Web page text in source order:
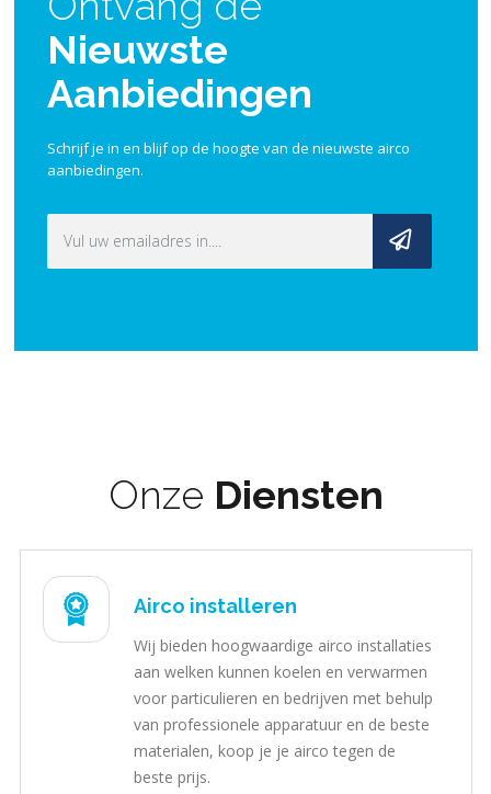
Nieuwste
Aanbiedingen
Schrijf je in en blijf op de hoogte van de nieuwste airco
aanbiedingen.
Onze Diensten
Airco installeren
Wij bieden hoogwaardige airco installaties
aan welken kunnen koelen en verwarmen
voor particulieren en bedrijven met behulp
van professionele apparatuur en de beste
materialen, koop je je airco tegen de
beste prijs.